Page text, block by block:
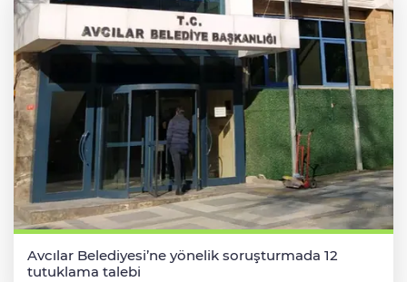
Avcılar Belediyesi’ne yönelik soruşturmada 12
tutuklama talebi